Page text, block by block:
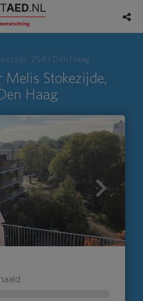
2543 Den Haag
Melis Stokezijde,
Haag